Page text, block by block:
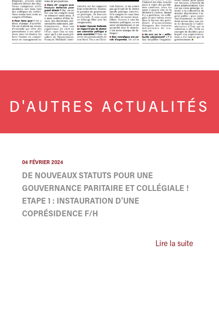
D'AUTRES ACTUALITÉS
04 FÉVRIER 2024
DE NOUVEAUX STATUTS POUR UNE
GOUVERNANCE PARITAIRE ET COLLÉGIALE !
ETAPE 1 : INSTAURATION D'UNE
COPRÉSIDENCE F/H
Lire la suite